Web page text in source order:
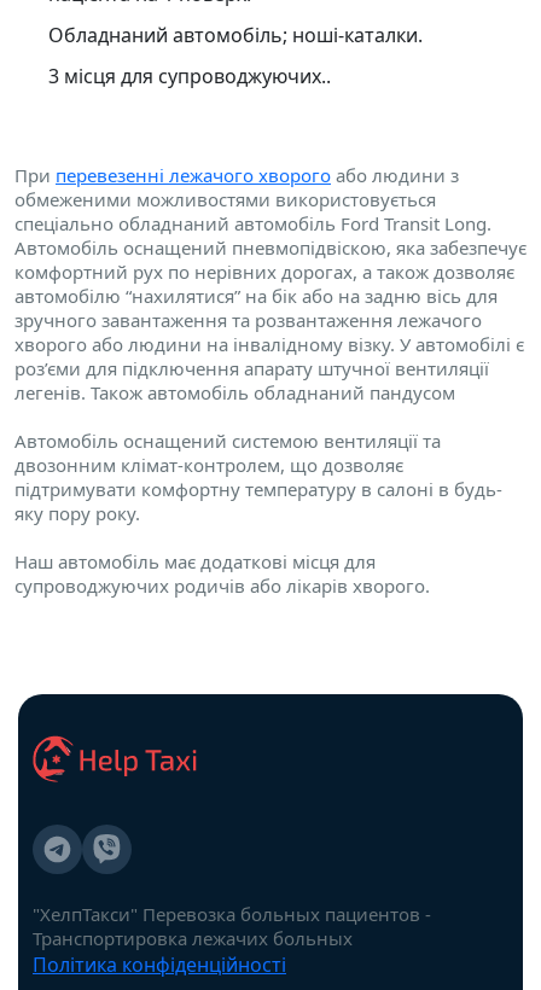
Обладнаний автомобіль; ноші-каталки.
3 місця для супроводжуючих..
При перевезенні лежачого хворого або людини з
обмеженими можливостями використовується
спеціально обладнаний автомобіль Ford Transit Long.
Автомобіль оснащений пневмопідвіскою, яка забезпечує
комфортний рух по нерівних дорогах, а також дозволяє
автомобілю “нахилятися” на бік або на задню вісь для
зручного завантаження та розвантаження лежачого
хворого або людини на інвалідному візку. У автомобілі є
роз’єми для підключення апарату штучної вентиляції
легенів. Також автомобіль обладнаний пандусом
Автомобіль оснащений системою вентиляції та
двозонним клімат-контролем, що дозволяє
підтримувати комфортну температуру в салоні в будь-
яку пору року.
Наш автомобіль має додаткові місця для
супроводжуючих родичів або лікарів хворого.
"ХелпТакси" Перевозка больных пациентов -
Транспортировка лежачих больных
Політика конфіденційності